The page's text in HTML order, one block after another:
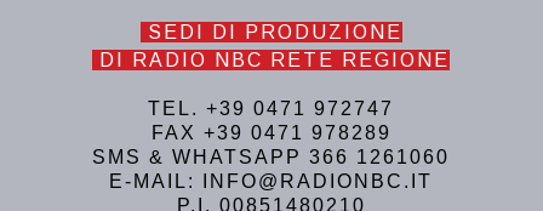
SEDI DI PRODUZIONE
DI RADIO NBC RETE REGIONE
TEL. +39 0471 972747
FAX +39 0471 978289
SMS & WHATSAPP 366 1261060
E-MAIL: INFO@RADIONBC.IT
P.I. 00851480210